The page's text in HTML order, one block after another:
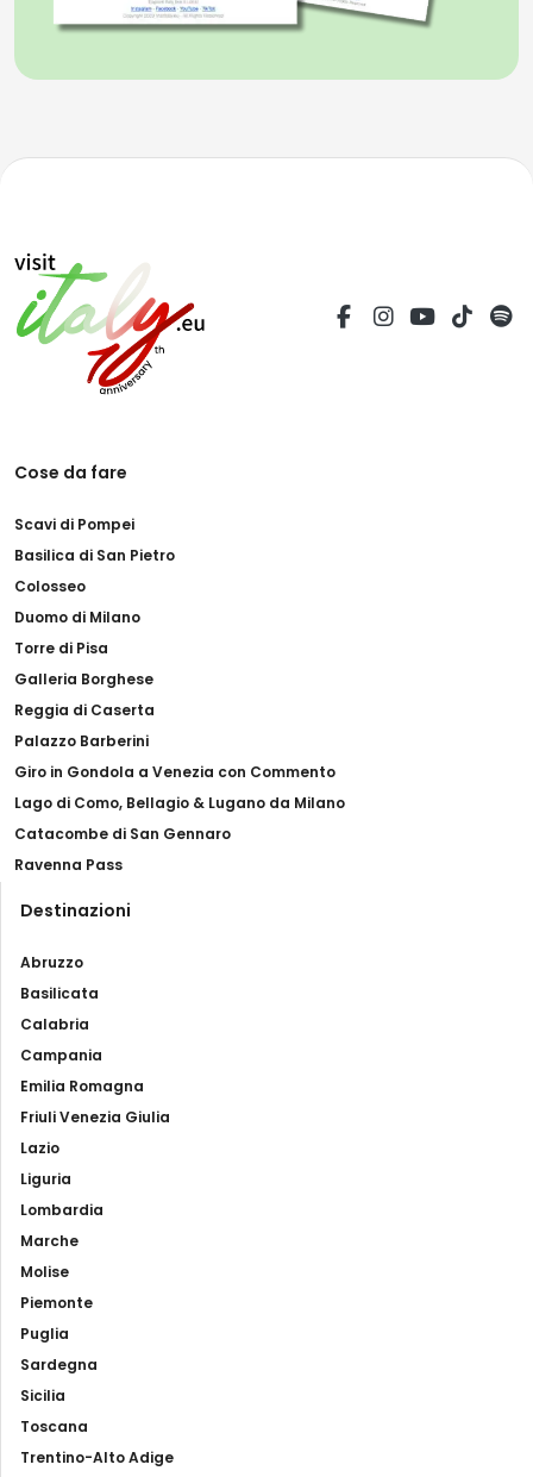
Cose da fare
Scavi di Pompei
Basilica di San Pietro
Colosseo
Duomo di Milano
Torre di Pisa
Galleria Borghese
Reggia di Caserta
Palazzo Barberini
Giro in Gondola a Venezia con Commento
Lago di Como, Bellagio & Lugano da Milano
Catacombe di San Gennaro
Ravenna Pass
Destinazioni
Abruzzo
Basilicata
Calabria
Campania
Emilia Romagna
Friuli Venezia Giulia
Lazio
Liguria
Lombardia
Marche
Molise
Piemonte
Puglia
Sardegna
Sicilia
Toscana
Trentino-Alto Adige